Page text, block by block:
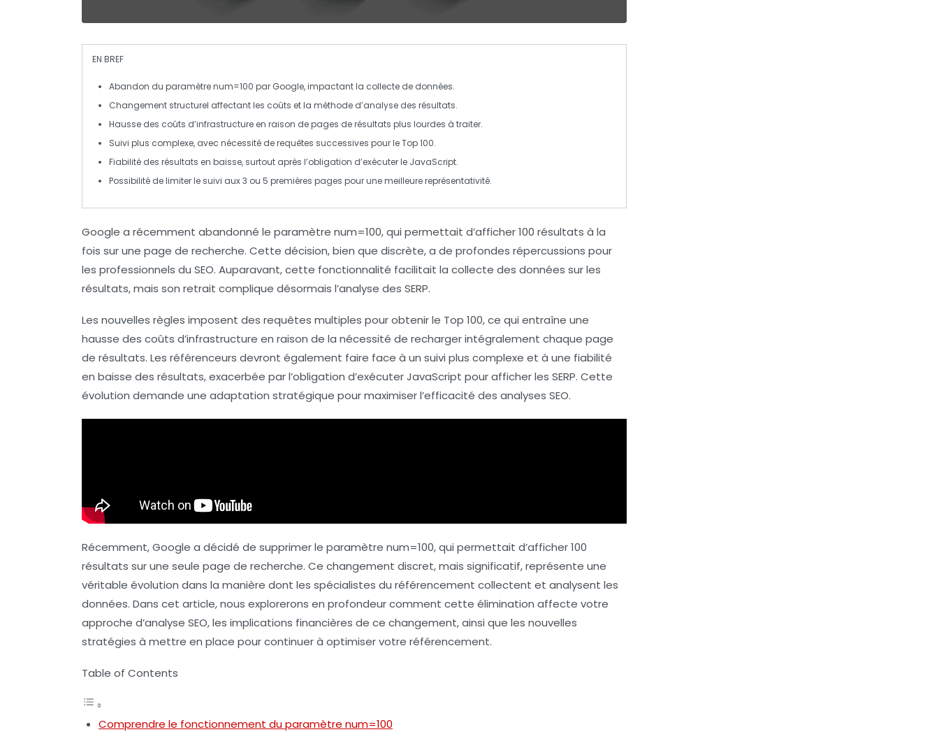
EN BREF
Abandon du paramètrenum=100 par Google, impactant la collecte de données.
Changement structurel affectant les coûts et la méthode d’analyse des résultats.
Hausse des coûts d’infrastructure en raison de pages derésultats plus lourdes à traiter.
Suivi plus complexe, avec nécessité de requêtes successives pour le Top 100.
Fiabilité des résultats en baisse, surtout après l’obligation d’exécuter le JavaScript.
Possibilité de limiter le suivi aux 3 ou 5 premières pages pour unemeilleure représentativité.
Google a récemment abandonné le paramètre num=100, qui permettait d’afficher 100 résultats à la
fois sur une page de recherche. Cette décision, bien que discrète, a de profondes répercussions pour
les professionnels du SEO. Auparavant, cette fonctionnalité facilitait la collecte des données sur les
résultats, mais son retrait complique désormais l’analyse des SERP.
Les nouvelles règles imposent des requêtes multiples pour obtenir le Top 100, ce qui entraîne une
hausse des coûts d’infrastructure en raison de la nécessité de recharger intégralement chaque page
de résultats. Les référenceurs devront également faire face à un suivi plus complexe et à une fiabilité
en baisse des résultats, exacerbée par l’obligation d’exécuterJavaScript pour afficher les SERP. Cette
évolution demande une adaptation stratégique pour maximiser l’efficacité des analyses SEO.
Récemment, Google a décidé de supprimer le paramètre num=100, qui permettait d’afficher 100
résultats sur une seule page de recherche. Ce changement discret, mais significatif, représente une
véritable évolution dans la manière dont les spécialistes du référencement collectent et analysent les
données. Dans cet article, nous explorerons en profondeur comment cette élimination affecte votre
approche d’analyse SEO, les implications financières de ce changement, ainsi que les nouvelles
stratégies à mettre en place pour continuer à optimiser votre référencement.
Table of Contents
Comprendre le fonctionnement du paramètre num=100